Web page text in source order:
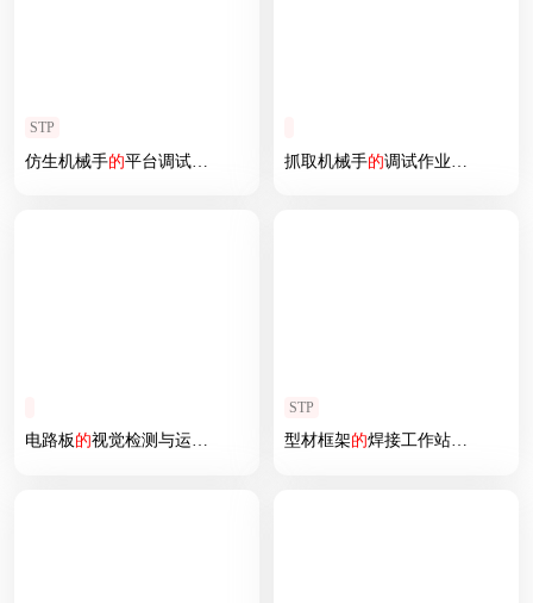
STP
仿生机械手的平台调试模拟 抓取机械手的调试作业
电路板的视觉检测与运输
STP
型材框架的焊接工作站模拟